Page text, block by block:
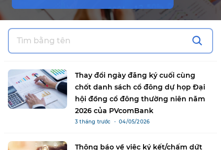
Thay đổi ngày đăng ký cuối cùng
chốt danh sách cổ đông dự họp Đại
hội đồng cổ đông thường niên năm
2026 của PVcomBank
3 tháng trước ・ 04/05/2026
Thông báo về việc ký kết/chấm dứt